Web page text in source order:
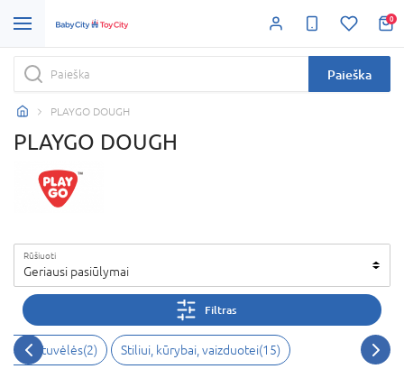
0
Paieška
PLAYGO DOUGH
PLAYGO DOUGH
Rūšiuoti
Geriausi pasiūlymai
Filtras
virtuvėlės(2) Stiliui, kūrybai, vaizduotei(15)